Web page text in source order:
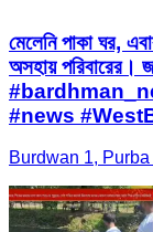
মেলেনি পাকা ঘর,
অসহায় পরিবারের।
#news
Burdwan 1,